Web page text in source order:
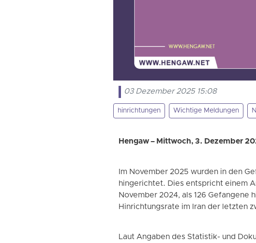
03 Dezember 2025 15:08
hinrichtungen Wichtige Meldungen
Hengaw – Mittwoch, 3. Dezember
Im November 2025 wurden in den
hingerichtet. Dies entspricht einem
November 2024, als 126 Gefangene
Hinrichtungsrate im Iran der letzten
Laut Angaben des Statistik- und